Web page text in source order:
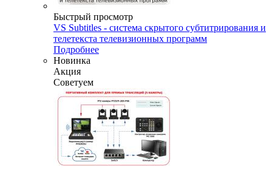
Быстрый просмотр
VS Subtitles - система скрытого субтитрирования и
телетекста телевизионных программ
Подробнее
Новинка
Акция
Советуем